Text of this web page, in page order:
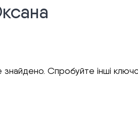
Спробуйте інші